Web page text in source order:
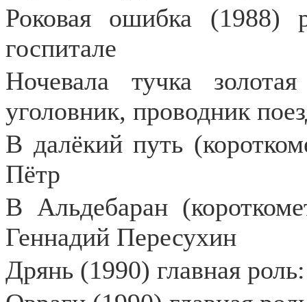
Роковая ошибка (1988)
госпитале
Ночевала тучка
уголовник, проводник
В далёкий путь
Пётр
В Альдебаран
Геннадий Пересухин
Дрянь (1990) главная